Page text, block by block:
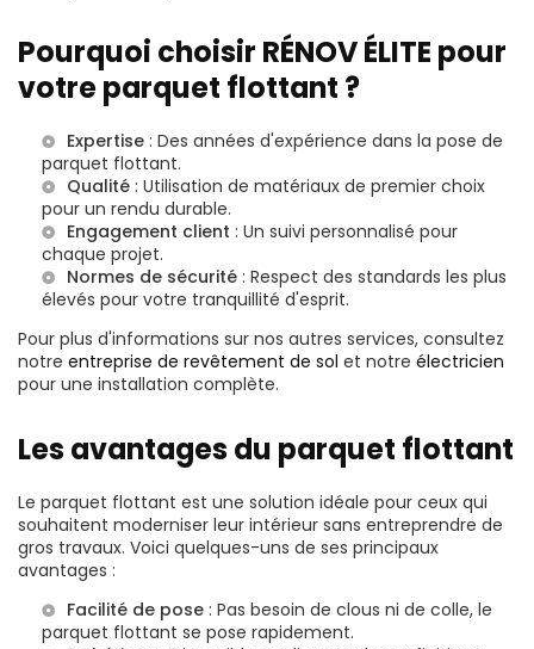
Pourquoi choisir RÉNOV ÉLITE pour
votre parquet flottant ?
Expertise : Des années d'expérience dans la pose de
parquet flottant.
Qualité : Utilisation de matériaux de premier choix
pour un rendu durable.
Engagement client : Un suivi personnalisé pour
chaque projet.
Normes de sécurité : Respect des standards les plus
élevés pour votre tranquillité d'esprit.
Pour plus d'informations sur nos autres services, consultez
notre entreprise de revêtement de sol et notre électricien
pour une installation complète.
Les avantages du parquet flottant
Le parquet flottant est une solution idéale pour ceux qui
souhaitent moderniser leur intérieur sans entreprendre de
gros travaux. Voici quelques-uns de ses principaux
avantages :
Facilité de pose : Pas besoin de clous ni de colle, le
parquet flottant se pose rapidement.